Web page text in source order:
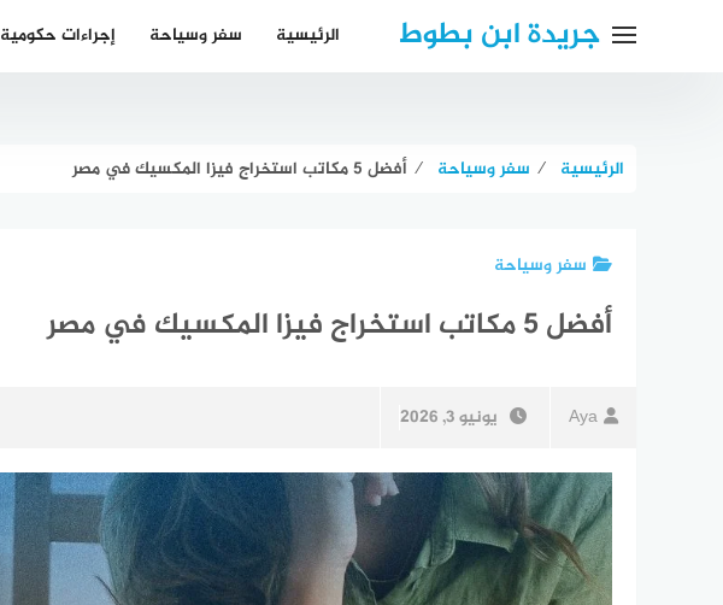
جريدة ابن بطوط الرئيسية سفر وسياحة إجراءات حكومية
الرئيسية ⁄ سفر وسياحة ⁄ أفضل 5 مكاتب استخراج فيزا المكسيك في مصر
سفر وسياحة
أفضل 5 مكاتب استخراج فيزا المكسيك في مصر
Aya يونيو 3, 2026